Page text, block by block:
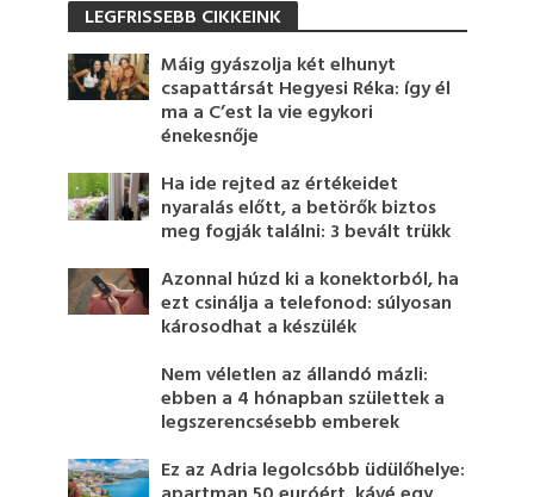
LEGFRISSEBB CIKKEINK
Máig gyászolja két elhunyt
csapattársát Hegyesi Réka: így él
ma a C’est la vie egykori
énekesnője
Ha ide rejted az értékeidet
nyaralás előtt, a betörők biztos
meg fogják találni: 3 bevált trükk
Azonnal húzd ki a konektorból, ha
ezt csinálja a telefonod: súlyosan
károsodhat a készülék
Nem véletlen az állandó mázli:
ebben a 4 hónapban születtek a
legszerencsésebb emberek
Ez az Adria legolcsóbb üdülőhelye: